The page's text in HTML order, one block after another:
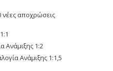
νέες αποχρώσεις
Ανάμιξης 1:2
Ανάμιξης 1:1,5